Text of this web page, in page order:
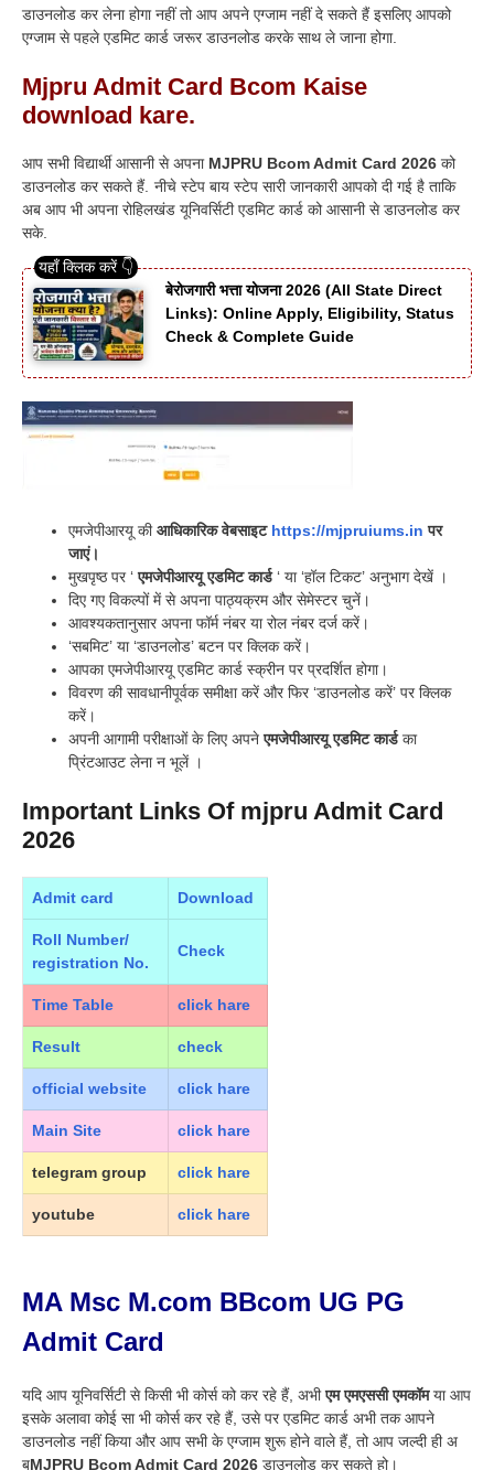
डाउनलोड कर लेना होगा नहीं तो आप अपने एग्जाम नहीं दे सकते हैं इसलिए आपको
एग्जाम से पहले एडमिट कार्ड जरूर डाउनलोड करके साथ ले जाना होगा.
Mjpru Admit Card Bcom Kaise
download kare.
आप सभी विद्यार्थी आसानी से अपना MJPRU Bcom Admit Card 2026 को
डाउनलोड कर सकते हैं. नीचे स्टेप बाय स्टेप सारी जानकारी आपको दी गई है ताकि
अब आप भी अपना रोहिलखंड यूनिवर्सिटी एडमिट कार्ड को आसानी से डाउनलोड कर
सके.
बेरोजगारी भत्ता योजना 2026 (All State Direct
Links): Online Apply, Eligibility, Status
Check & Complete Guide
एमजेपीआरयू कीआधिकारिक वेबसाइट https://mjpruiums.in पर
जाएं।
मुखपृष्ठ पर ‘एमजेपीआरयू एडमिट कार्ड‘ या ‘हॉल टिकट’ अनुभाग देखें ।
दिए गए विकल्पों में से अपना पाठ्यक्रम और सेमेस्टर चुनें।
आवश्यकतानुसार अपना फॉर्म नंबर या रोल नंबर दर्ज करें।
‘सबमिट’ या ‘डाउनलोड’ बटन पर क्लिक करें।
आपका एमजेपीआरयू एडमिट कार्ड स्क्रीन पर प्रदर्शित होगा।
विवरण की सावधानीपूर्वक समीक्षा करें और फिर ‘डाउनलोड करें’ पर क्लिक
करें।
अपनी आगामी परीक्षाओं के लिए अपनेएमजेपीआरयू एडमिट कार्डका
प्रिंटआउट लेना न भूलें ।
Important Links Of mjpru Admit Card
2026
Admit card Download
Roll Number/
registration No.
Check
Time Table click hare
Result check
official website click hare
Main Site click hare
telegram group click hare
youtube click hare
MA Msc M.com BBcom UG PG
Admit Card
यदि आप यूनिवर्सिटी से किसी भी कोर्स को कर रहे हैं, अभीएम एमएससी एमकॉमया आप
इसके अलावा कोई सा भी कोर्स कर रहे हैं, उसे पर एडमिट कार्ड अभी तक आपने
डाउनलोड नहीं किया और आप सभी के एग्जाम शुरू होने वाले हैं, तो आप जल्दी ही अ
बMJPRU Bcom Admit Card 2026 डाउनलोड कर सकते हो।